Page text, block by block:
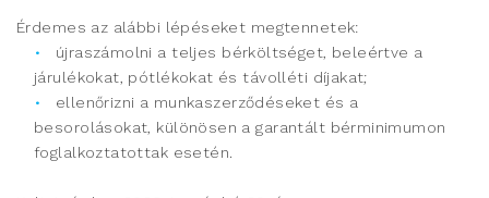
Érdemes az alábbi lépéseket megtennetek:
újraszámolni a teljes bérköltséget, beleértve a
járulékokat, pótlékokat és távolléti díjakat;
ellenőrizni a munkaszerződéseket és a
besorolásokat, különösen a garantált bérminimumon
foglalkoztatottak esetén.